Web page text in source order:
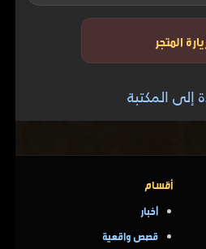
المتجر
إلى المكتبة
أقسام
أخبار
قصص واقعية